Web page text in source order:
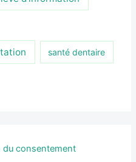
santé dentaire
du consentement